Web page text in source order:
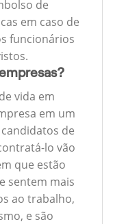
de
em caso de
funcionários
vida em
em um
de
lo vão
que estão
sentem mais
ao trabalho,
e são